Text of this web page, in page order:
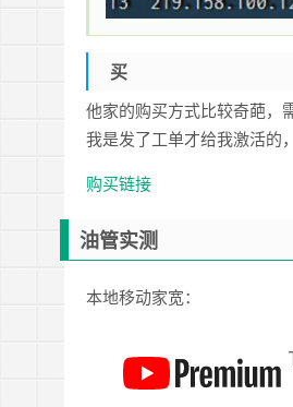
买
他家的购买方式比较奇葩，
我是发了工单才给我激活的
购买链接
油管实测
本地移动家宽：